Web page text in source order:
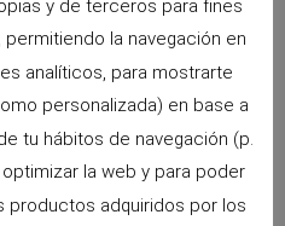
SIGUIENTE
El conejo enano y su baño
y de terceros para fines
la navegación en
analíticos, para mostrarte
personalizada) en base a
tu hábitos de navegación (p.
la web y para poder
productos adquiridos por los